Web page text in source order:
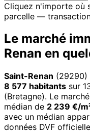
Cliquez n'importe où
parcelle —
Le marché
Renan en
Saint-Renan (29290)
8 577 habitants sur
(Bretagne). Le
médian de 2 239 €/
avec un médian
données DVF